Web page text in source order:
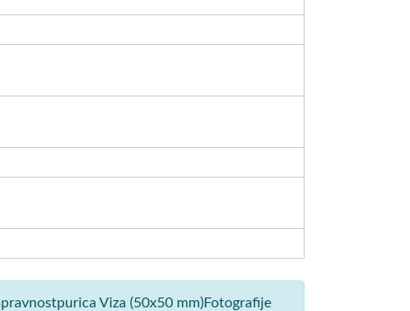
Viza (50x50 mm)Fotografije